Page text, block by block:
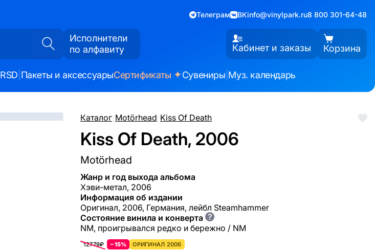
Телеграм ВКinfo@vinylpark.ru8 800 301-64-48
Исполнители
по алфавиту
Кабинет и заказы Корзина
RSD Пакеты и аксессуарыСертификаты ✦Сувениры Муз. календарь
Каталог/Motörhead/Kiss Of Death
Kiss Of Death, 2006
Motörhead
Жанр и год выхода альбома
Хэви-метал, 2006
Информация об издании
Оригинал, 2006, Германия, лейбл Steamhammer
Состояние винила и конверта ?
NM, проигрывался редко и бережно / NM
12779₽ −15% ОРИГИНАЛ 2006